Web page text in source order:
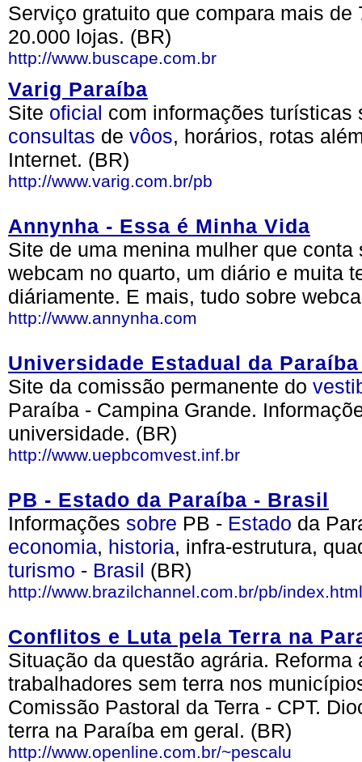
Serviço gratuito que compara mais
20.000 lojas. (BR)
http://www.buscape.com.br
Varig Paraíba
Site oficial com informações turísticas
consultas de vôos, horários, rotas
Internet. (BR)
http://www.varig.com.br/pb
Annynha - Essa é Minha Vida
Site de uma menina mulher que
webcam no quarto, um diário e muita
diáriamente. E mais, tudo sobre
http://www.annynha.com
Universidade Estadual da
Site da comissão permanente do
Paraíba - Campina Grande.
universidade. (BR)
http://www.uepbcomvest.inf.br
PB - Estado da Paraíba - Brasil
Informações sobre PB - Estado da
economia, historia, infra-estrutura,
turismo - Brasil (BR)
http://www.brazilchannel.com.br/pb/index.html
Conflitos e Luta pela Terra na
Situação da questão agrária.
trabalhadores sem terra nos
Comissão Pastoral da Terra - CPT.
terra na Paraíba em geral. (BR)
http://www.openline.com.br/~pescalu